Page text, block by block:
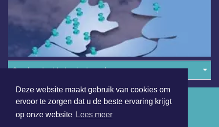
Deze website maakt gebruik van cookies om
ervoor te zorgen dat u de beste ervaring krijgt
op onze website Lees meer
Overige dagbladen in de regio
Algemene voorwaarden
Disclaimer